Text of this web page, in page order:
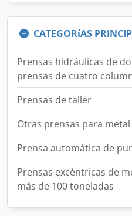
CATEGORíAS
Prensas hidráulicas de
prensas de cuatro
Prensas de taller
Otras prensas para metal
Prensa automática de
Prensas excéntricas de
más de 100 toneladas